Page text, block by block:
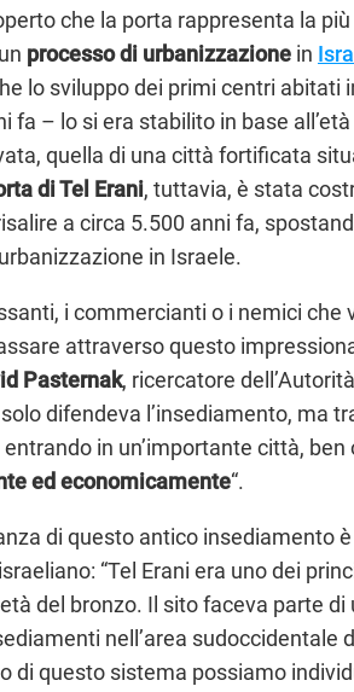
che la porta rappresenta la
processo di urbanizzazione in
lo sviluppo dei primi centri abitati
fa – lo si era stabilito in base
quella di una città fortificata
di Tel Erani, tuttavia, è stata
a circa 5.500 anni fa,
in Israele.
i commercianti o i nemici che
attraverso questo
Pasternak, ricercatore
difendeva l’insediamento, ma
in un’importante città, ben
ed economicamente“.
di questo antico insediamento è
“Tel Erani era uno dei
del bronzo. Il sito faceva parte di
nell’area sudoccidentale
di questo sistema possiamo